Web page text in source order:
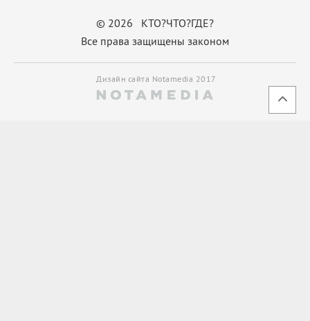
© 2026 КТО?ЧТО?ГДЕ?
Все права защищены законом
Дизайн сайта Notamedia 2017